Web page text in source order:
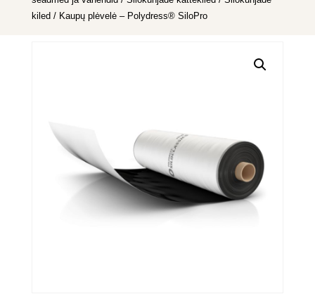
kiled / Kaupų plėvelė – Polydress® SiloPro